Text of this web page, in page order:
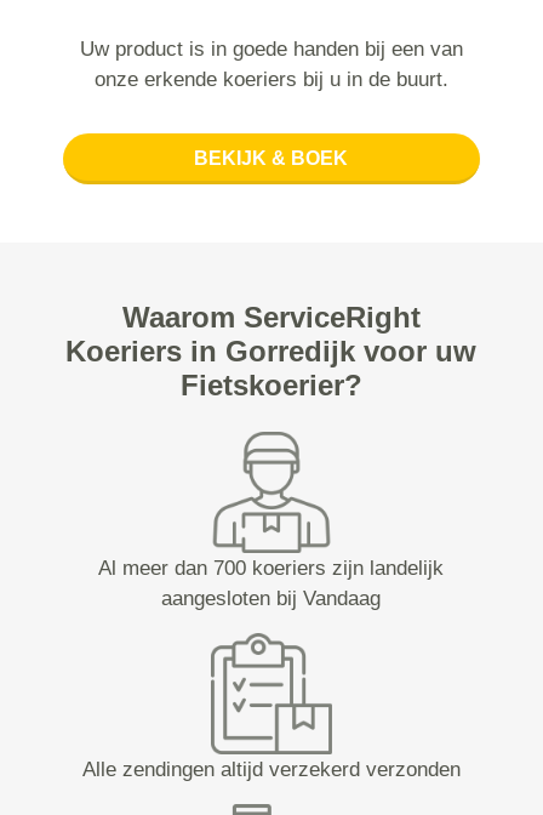
Uw product is in goede handen bij een van
onze erkende koeriers bij u in de buurt.
BEKIJK & BOEK
Waarom ServiceRight
Koeriers in Gorredijk voor uw
Fietskoerier?
Al meer dan 700 koeriers zijn landelijk
aangesloten bij Vandaag
Alle zendingen altijd verzekerd verzonden